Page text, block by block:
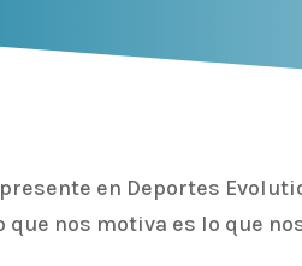
en Deportes
nos motiva es lo que